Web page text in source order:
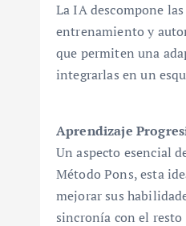
La IA descompone
entrenamiento y
que permiten una
integrarlas en un
Aprendizaje
Un aspecto esencial
Método Pons, esta
mejorar sus
sincronía con el